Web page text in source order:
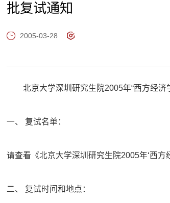
批复试通知
2005-03-28
北京大学深圳研究生院2005年“西方经
一、 复试名单：
请查看《北京大学深圳研究生院2005年‘西方
二、 复试时间和地点：